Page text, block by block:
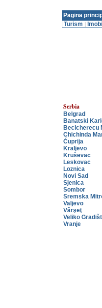
Pagina
Turism |
Serbia
Belgrad
Banatski
Becicherecu
Chichinda
Ćuprija
Kraljevo
Kruševac
Leskovac
Loznica
Novi Sad
Sjenica
Sombor
Sremska
Valjevo
Vârşeţ
Veliko
Vranje